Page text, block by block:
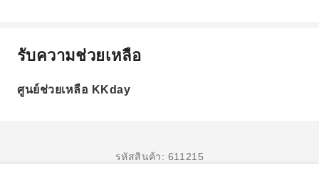
รับความช่วยเหลือ
ศูนย์ช่วยเหลือ KKday
รหัสสินค้า: 611215